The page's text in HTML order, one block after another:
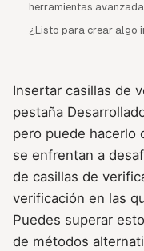
herramientas
¿Listo para crear algo
Insertar casillas de
pestaña
pero puede hacerlo
se enfrentan a
de casillas de
verificación en las
Puedes superar
de métodos